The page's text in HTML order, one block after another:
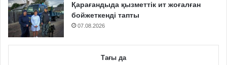
Қарағандыда қызметтік ит жоғалған
бойжеткенді тапты
07.08.2026
Тағы да